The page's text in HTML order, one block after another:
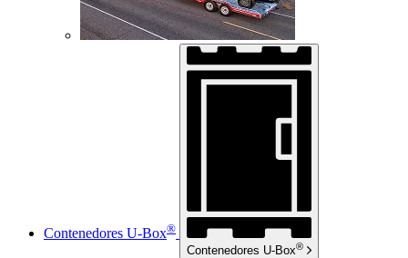
Contenedores U-Box®
Contenedores U-Box®